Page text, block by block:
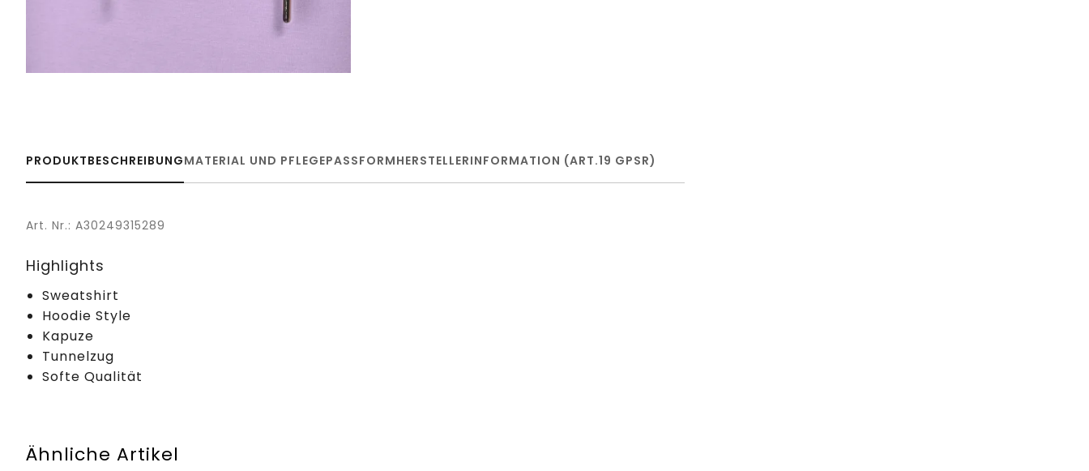
PRODUKTBESCHREIBUNGMATERIAL UND PFLEGEPASSFORMHERSTELLERINFORMATION (ART.19 GPSR)
Art. Nr.: A30249315289
Highlights
Sweatshirt
Hoodie Style
Kapuze
Tunnelzug
Softe Qualität
Ähnliche Artikel